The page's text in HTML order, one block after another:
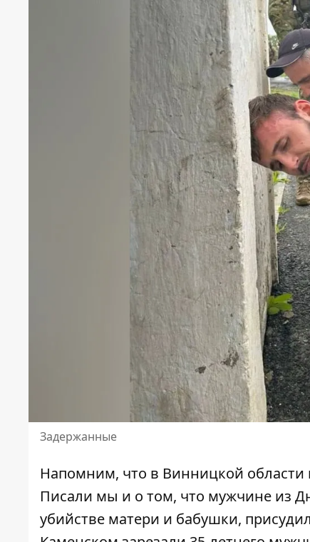
Задержанные
Напомним, что в Винницкой области
Писали мы и о том, что мужчине из
убийстве матери и бабушки,